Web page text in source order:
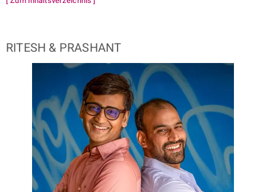
RITESH & PRASHANT